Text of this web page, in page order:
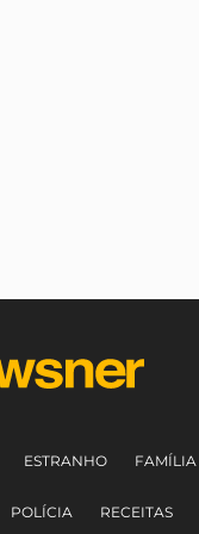
ESTRANHO FAMÍLIA
POLÍCIA RECEITAS